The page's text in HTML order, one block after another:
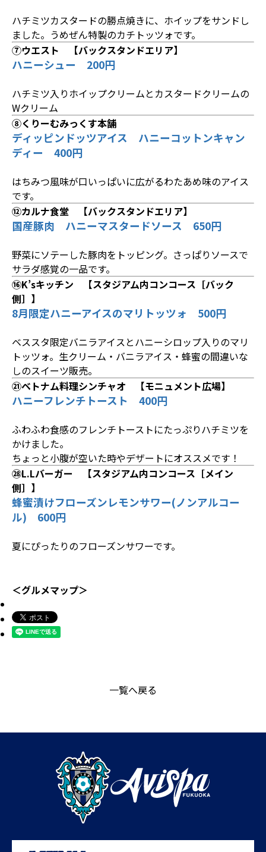
ハチミツカスタードの勝点焼きに、ホイップをサンドし
ました。うめぜん特製のカチトッツォです。
⑦ウエスト 【バックスタンドエリア】
ハニーシュー 200円
ハチミツ入りホイップクリームとカスタードクリームの
Wクリーム
⑧くりーむみっくす本舗
ディッピンドッツアイス ハニーコットンキャン
ディー 400円
はちみつ風味が口いっぱいに広がるわたあめ味のアイス
です。
⑫カルナ食堂 【バックスタンドエリア】
国産豚肉 ハニーマスタードソース 650円
野菜にソテーした豚肉をトッピング。さっぱりソースで
サラダ感覚の一品です。
⑯K’sキッチン 【スタジアム内コンコース［バック
側］】
8月限定ハニーアイスのマリトッツォ 500円
ベススタ限定バニラアイスとハニーシロップ入りのマリ
トッツォ。生クリーム・バニラアイス・蜂蜜の間違いな
しのスイーツ販売。
㉑ベトナム料理シンチャオ 【モニュメント広場】
ハニーフレンチトースト 400円
ふわふわ食感のフレンチトーストにたっぷりハチミツを
かけました。
ちょっと小腹が空いた時やデザートにオススメです！
㉘L.Lバーガー 【スタジアム内コンコース［メイン
側］】
蜂蜜漬けフローズンレモンサワー(ノンアルコー
ル) 600円
夏にぴったりのフローズンサワーです。
＜グルメマップ＞
一覧へ戻る